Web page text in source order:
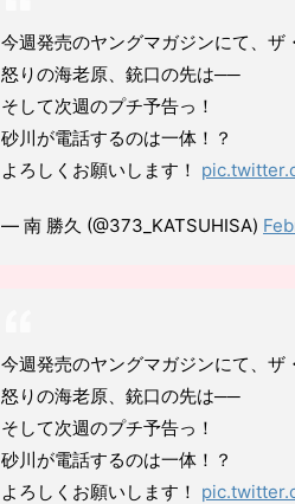
今週発売のヤングマガジンにて、ザ
怒りの海老原、銃口の先は──
そして次週のプチ予告っ！
砂川が電話するのは一体！？
よろしくお願いします！
— 南 勝久 (@373_KATSUHISA)
今週発売のヤングマガジンにて、ザ
怒りの海老原、銃口の先は──
そして次週のプチ予告っ！
砂川が電話するのは一体！？
よろしくお願いします！